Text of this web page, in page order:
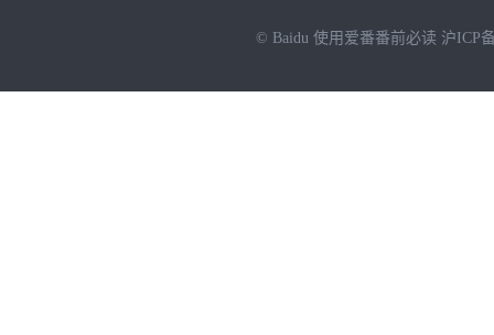
© Baidu 使用爱番番前必读 沪ICP